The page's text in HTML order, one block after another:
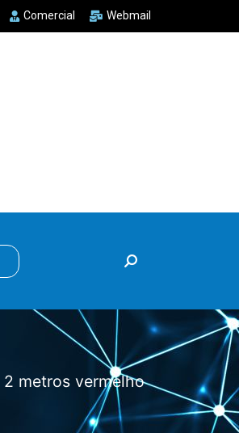
Comercial Webmail
metros vermelho